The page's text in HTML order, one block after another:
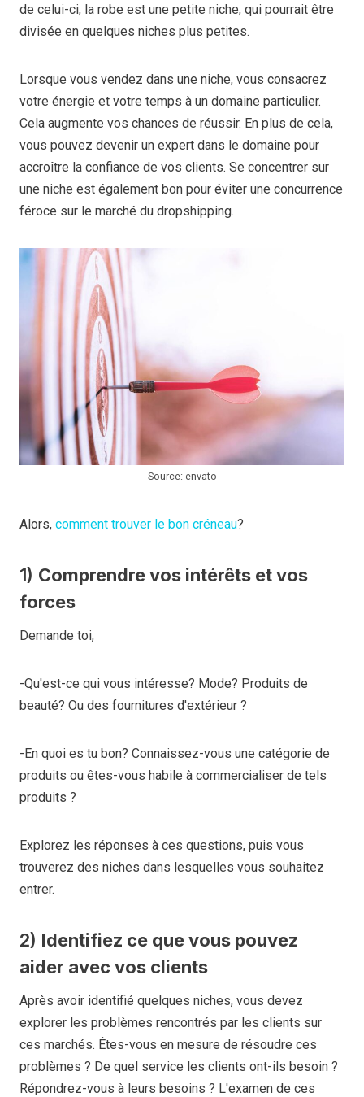
de celui-ci, la robe est une petite niche, qui pourrait être
divisée en quelques niches plus petites.
Lorsque vous vendez dans une niche, vous consacrez
votre énergie et votre temps à un domaine particulier.
Cela augmente vos chances de réussir. En plus de cela,
vous pouvez devenir un expert dans le domaine pour
accroître la confiance de vos clients. Se concentrer sur
une niche est également bon pour éviter une concurrence
féroce sur le marché du dropshipping.
Source: envato
Alors, comment trouver le bon créneau?
1) Comprendre vos intérêts et vos
forces
Demande toi,
-Qu'est-ce qui vous intéresse? Mode? Produits de
beauté? Ou des fournitures d'extérieur ?
-En quoi es tu bon? Connaissez-vous une catégorie de
produits ou êtes-vous habile à commercialiser de tels
produits ?
Explorez les réponses à ces questions, puis vous
trouverez des niches dans lesquelles vous souhaitez
entrer.
2) Identifiez ce que vous pouvez
aider avec vos clients
Après avoir identifié quelques niches, vous devez
explorer les problèmes rencontrés par les clients sur
ces marchés. Êtes-vous en mesure de résoudre ces
problèmes ? De quel service les clients ont-ils besoin ?
Répondrez-vous à leurs besoins ? L'examen de ces